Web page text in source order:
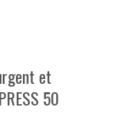
et
50